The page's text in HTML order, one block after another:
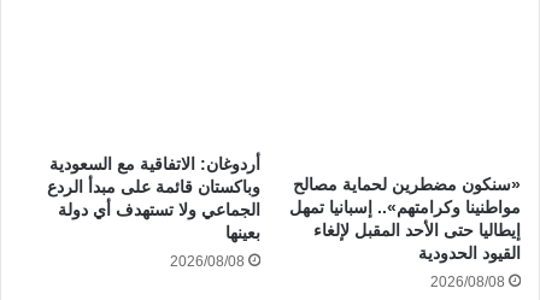
«سنكون مضطرين لحماية مصالح
مواطنينا وكرامتهم».. إسبانيا تمهل
إيطاليا حتى الأحد المقبل لإلغاء
القيود الحدودية
2026/08/08
أردوغان: الاتفاقية مع السعودية
وباكستان قائمة على مبدأ الردع
الجماعي ولا تستهدف أي دولة
بعينها
2026/08/08